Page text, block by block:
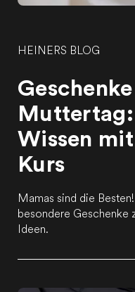
HEINERS BLOG
Muttertag:
Wissen
Kurs
Mamas sind die
besondere Geschenke
Ideen.